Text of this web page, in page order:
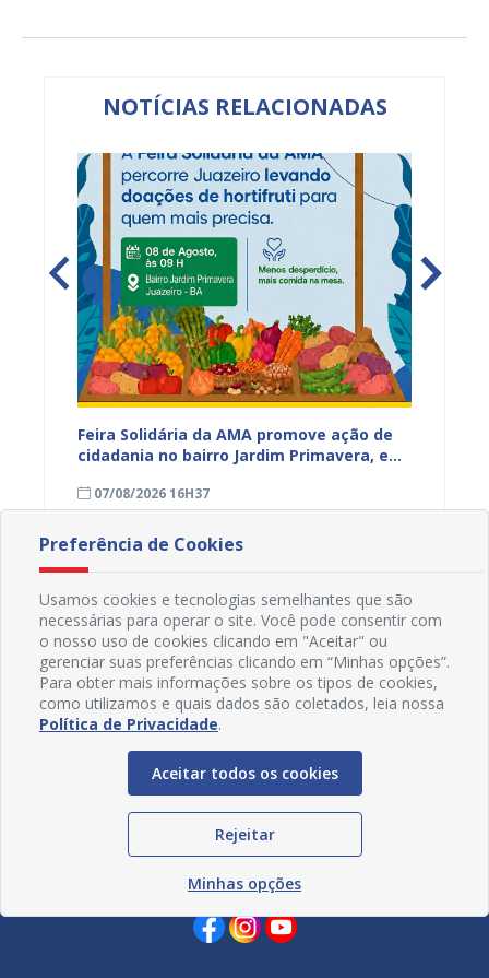
NOTÍCIAS RELACIONADAS
Feira Solidária da AMA promove ação de
cidadania no bairro Jardim Primavera, em
07/08/2026 16H37
Preferência de Cookies
Usamos cookies e tecnologias semelhantes que são
necessárias para operar o site. Você pode consentir com
o nosso uso de cookies clicando em "Aceitar" ou
gerenciar suas preferências clicando em “Minhas opções”.
Para obter mais informações sobre os tipos de cookies,
como utilizamos e quais dados são coletados, leia nossa
Política de Privacidade.
Aceitar todos os cookies
Rejeitar
Minhas opções